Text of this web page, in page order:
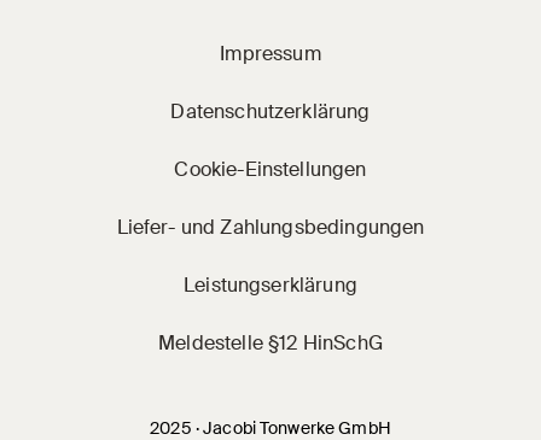
2025 · Jacobi Tonwerke GmbH
Impressum
Datenschutzerklärung
Cookie-Einstellungen
Liefer- und Zahlungsbedingungen
Leistungserklärung
Meldestelle §12 HinSchG